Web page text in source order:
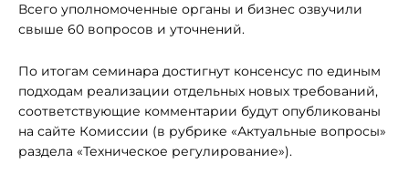
Всего уполномоченные органы и бизнес озвучили
свыше 60 вопросов и уточнений.
По итогам семинара достигнут консенсус по единым
подходам реализации отдельных новых требований,
соответствующие комментарии будут опубликованы
на сайте Комиссии (в рубрике «Актуальные вопросы»
раздела «Техническое регулирование»).